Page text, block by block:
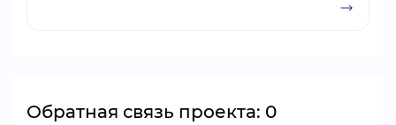
Обратная связь проекта: 0